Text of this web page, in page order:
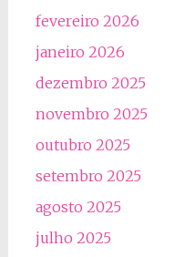
fevereiro 2026
janeiro 2026
dezembro 2025
novembro 2025
outubro 2025
setembro 2025
agosto 2025
julho 2025